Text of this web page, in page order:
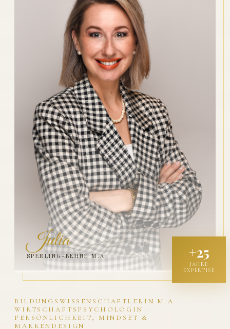
BILDUNGSWISSENSCHAFTLERIN M.A. ·
WIRTSCHAFTSPSYCHOLOGIN ·
PERSÖNLICHKEIT, MINDSET &
MARKENDESIGN
Julia
SPERLING-BEHNE M.A. +25
JAHRE
EXPERTISE